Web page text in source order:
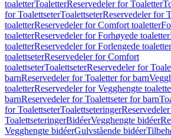
toaletterToaletterReservedeler for Toaletter
for ToalettseterToalettseterReservedeler for
toaletterReservedeler for Comfort toaletter
toaletterReservedeler for Forhøyede toaletter
toaletterReservedeler for Forlengede toaletter
toalettseterReservedeler for Comfort
toalettseterToalettseterReservedeler for
barnReservedeler for Toaletter for barn
toaletterReservedeler for Vegghengte
barnReservedeler for Toalettseter for barn
for ToalettseterToalettseteringer
ToalettseteringerBidéerVegghengte bidéer
Vegghengte bidéerGulvstående bidéer